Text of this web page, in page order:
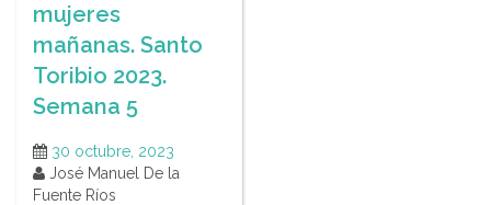
mujeres
mañanas. Santo
Toribio 2023.
Semana 5
30 octubre, 2023
José Manuel De la
Fuente Ríos